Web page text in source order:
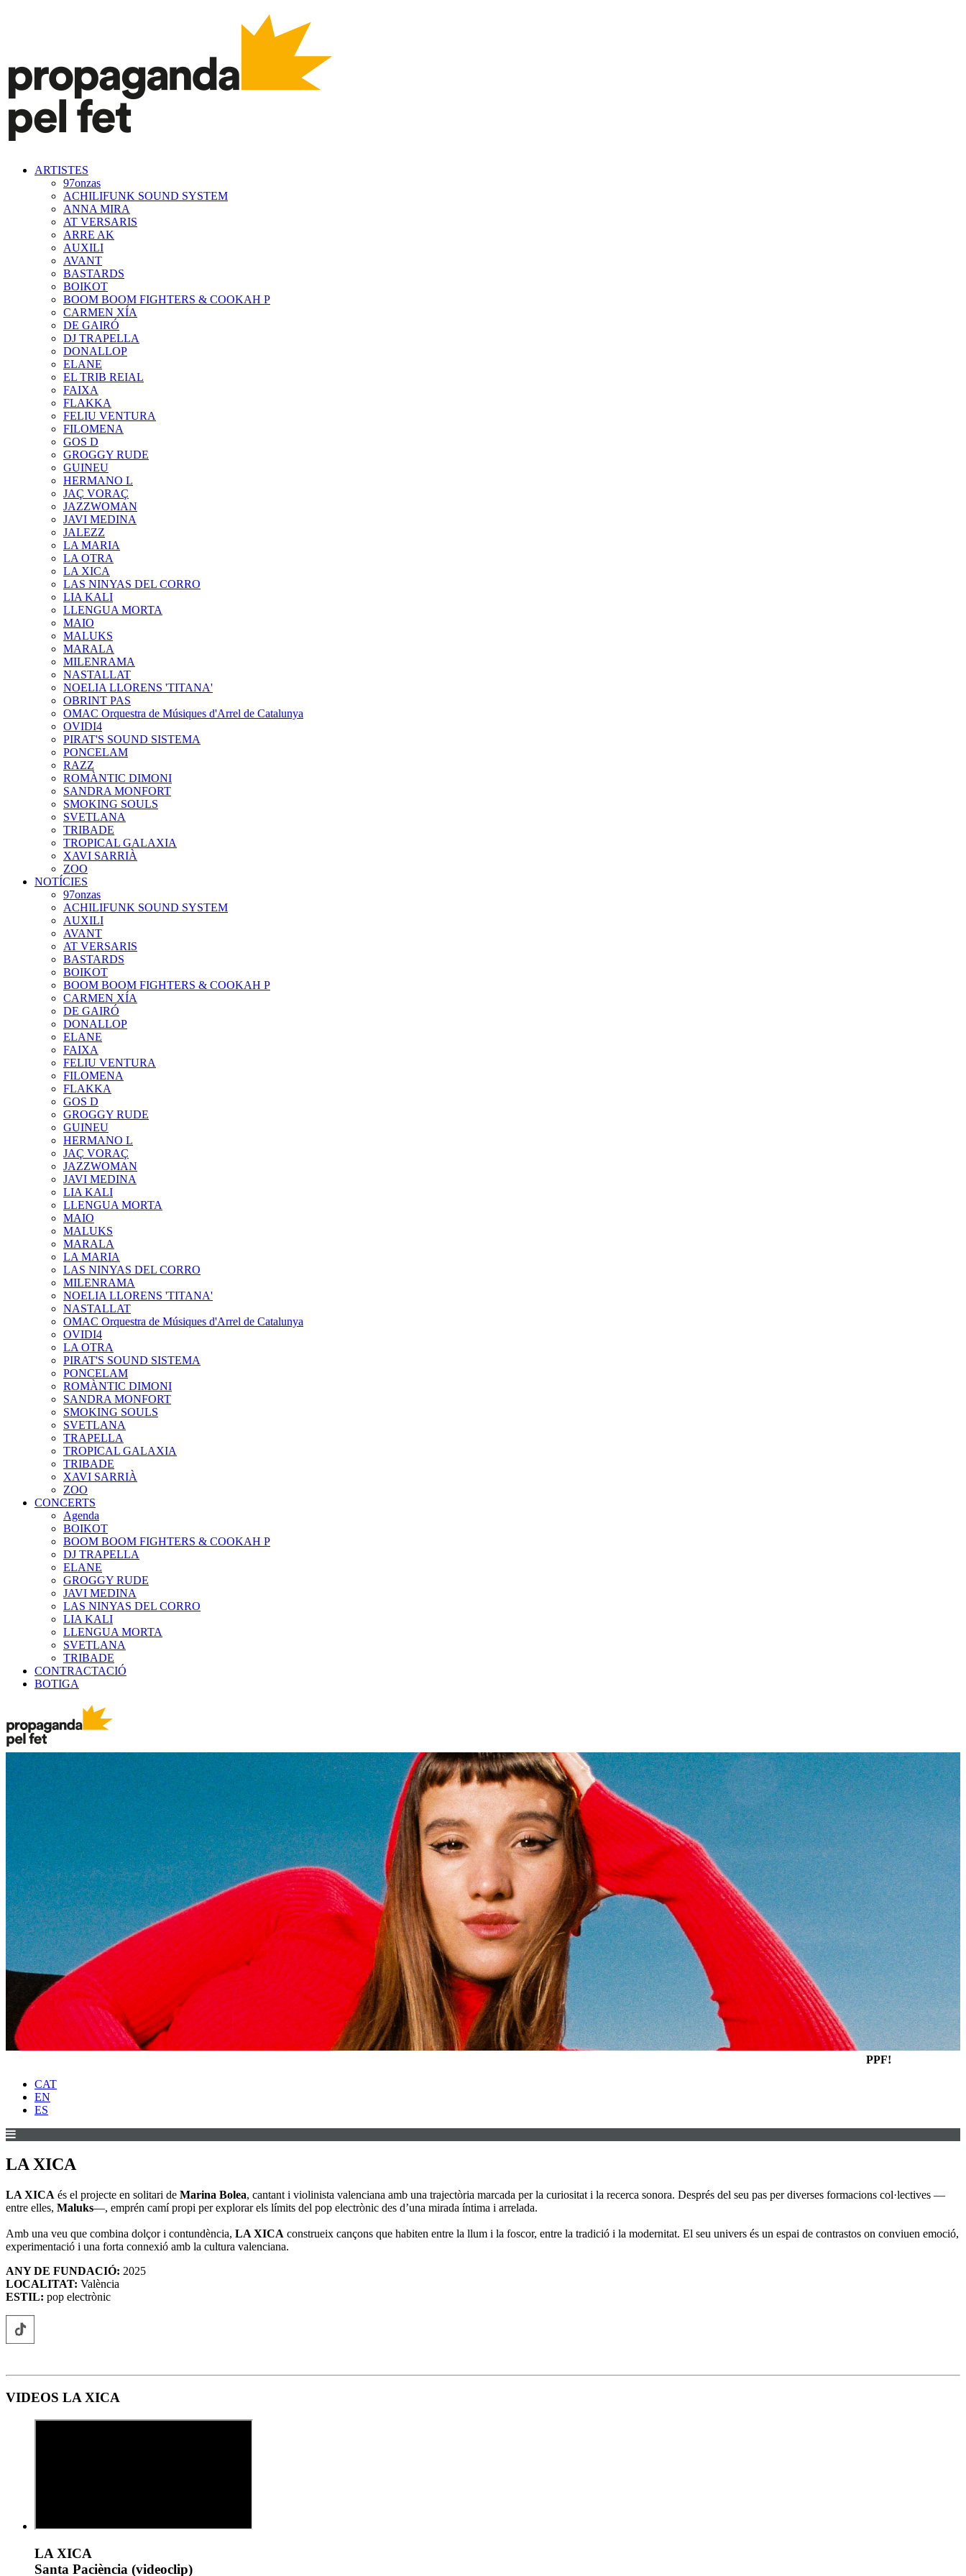
ARTISTES
97onzas
ACHILIFUNK SOUND SYSTEM
ANNA MIRA
AT VERSARIS
ARRE AK
AUXILI
AVANT
BASTARDS
BOIKOT
BOOM BOOM FIGHTERS & COOKAH P
CARMEN XÍA
DE GAIRÓ
DJ TRAPELLA
DONALLOP
ELANE
EL TRIB REIAL
FAIXA
FLAKKA
FELIU VENTURA
FILOMENA
GOS D
GROGGY RUDE
GUINEU
HERMANO L
JAÇ VORAÇ
JAZZWOMAN
JAVI MEDINA
JALEZZ
LA MARIA
LA OTRA
LA XICA
LAS NINYAS DEL CORRO
LIA KALI
LLENGUA MORTA
MAIO
MALUKS
MARALA
MILENRAMA
NASTALLAT
NOELIA LLORENS 'TITANA'
OBRINT PAS
OMAC Orquestra de Músiques d'Arrel de Catalunya
OVIDI4
PIRAT'S SOUND SISTEMA
PONCELAM
RAZZ
ROMÀNTIC DIMONI
SANDRA MONFORT
SMOKING SOULS
SVETLANA
TRIBADE
TROPICAL GALAXIA
XAVI SARRIÀ
ZOO
NOTÍCIES
97onzas
ACHILIFUNK SOUND SYSTEM
AUXILI
AVANT
AT VERSARIS
BASTARDS
BOIKOT
BOOM BOOM FIGHTERS & COOKAH P
CARMEN XÍA
DE GAIRÓ
DONALLOP
ELANE
FAIXA
FELIU VENTURA
FILOMENA
FLAKKA
GOS D
GROGGY RUDE
GUINEU
HERMANO L
JAÇ VORAÇ
JAZZWOMAN
JAVI MEDINA
LIA KALI
LLENGUA MORTA
MAIO
MALUKS
MARALA
LA MARIA
LAS NINYAS DEL CORRO
MILENRAMA
NOELIA LLORENS 'TITANA'
NASTALLAT
OMAC Orquestra de Músiques d'Arrel de Catalunya
OVIDI4
LA OTRA
PIRAT'S SOUND SISTEMA
PONCELAM
ROMÀNTIC DIMONI
SANDRA MONFORT
SMOKING SOULS
SVETLANA
TRAPELLA
TROPICAL GALAXIA
TRIBADE
XAVI SARRIÀ
ZOO
CONCERTS
Agenda
BOIKOT
BOOM BOOM FIGHTERS & COOKAH P
DJ TRAPELLA
ELANE
GROGGY RUDE
JAVI MEDINA
LAS NINYAS DEL CORRO
LIA KALI
LLENGUA MORTA
SVETLANA
TRIBADE
CONTRACTACIÓ
BOTIGA
PPF!
CAT
EN
ES
LA XICA
LA XICA és el projecte en solitari de Marina Bolea, cantant i violinista valenciana amb una trajectòria marcada per la curiositat i la recerca sonora. Després del seu pas per diverses formacions col·lectives —
entre elles, Maluks—, emprén camí propi per explorar els límits del pop electrònic des d’una mirada íntima i arrelada.
Amb una veu que combina dolçor i contundència, LA XICA construeix cançons que habiten entre la llum i la foscor, entre la tradició i la modernitat. El seu univers és un espai de contrastos on conviuen emoció,
experimentació i una forta connexió amb la cultura valenciana.
ANY DE FUNDACIÓ: 2025
LOCALITAT: València
ESTIL: pop electrònic
VIDEOS LA XICA
LA XICA
Santa Paciència (videoclip)